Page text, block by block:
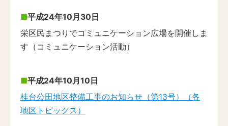
平成24年10月30日
栄区民まつりでコミュニケーション広場を開催しま
す（コミュニケーション活動）
平成24年10月10日
桂台公田地区整備工事のお知らせ（第13号）（各
地区トピックス）